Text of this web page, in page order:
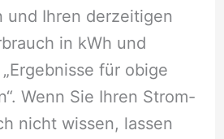
und Ihren derzeitigen
in kWh und
für obige
Wenn Sie Ihren Strom-
nicht wissen, lassen